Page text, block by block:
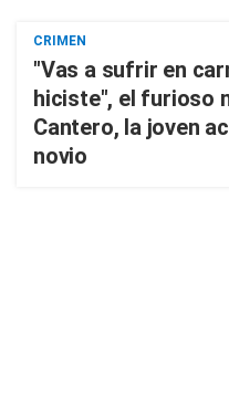
CRIMEN
"Vas a sufrir en
hiciste", el furioso
Cantero, la joven
novio